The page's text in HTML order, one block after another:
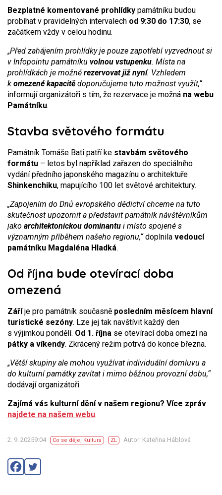
Bezplatné komentované prohlídky památníku budou
probíhat v pravidelných intervalech od 9:30 do 17:30, se
začátkem vždy v celou hodinu.
„Před zahájením prohlídky je pouze zapotřebí vyzvednout si
v Infopointu památníku volnou vstupenku. Místa na
prohlídkách je možné rezervovat již nyní. Vzhledem
k omezené kapacitě doporučujeme tuto možnost využít,“
informují organizátoři s tím, že rezervace je možná na webu
Památníku.
Stavba světového formátu
Památník Tomáše Bati patří ke stavbám světového
formátu – letos byl například zařazen do speciálního
vydání předního japonského magazínu o architektuře
Shinkenchiku, mapujícího 100 let světové architektury.
„Zapojením do Dnů evropského dědictví chceme na tuto
skutečnost upozornit a představit památník návštěvníkům
jako architektonickou dominantu i místo spojené s
významným příběhem našeho regionu,“doplnila vedoucí
památníku Magdaléna Hladká.
Od října bude otevírací doba
omezená
Záříje pro památník současně posledním měsícem hlavní
turistické sezóny. Lze jej tak navštívit každý den
s výjimkou pondělí. Od 1. října se otevírací doba omezí na
pátky a víkendy. Zkrácený režim potrvá do konce března.
„Větší skupiny ale mohou využívat individuální domluvu a
do kulturní památky zavítat i mimo běžnou provozní dobu,“
dodávají organizátoři.
Zajímá vás kulturní dění v našem regionu? Více zpráv
najdete na našem webu.
2. 9. 20259:04 Co se děje, Kultura ZL Autor: Kateřina Háblová